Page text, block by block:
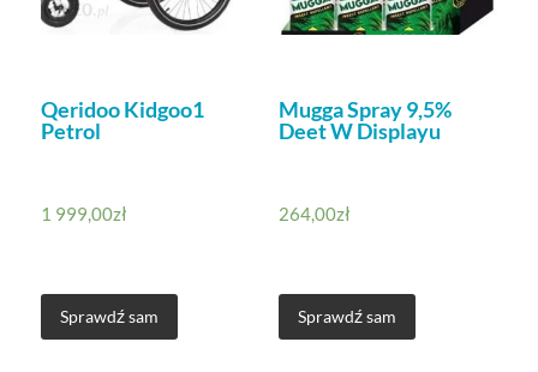
Qeridoo Kidgoo1
Petrol
1 999,00zł
Sprawdź sam
Mugga Spray 9,5%
Deet W Displayu
264,00zł
Sprawdź sam